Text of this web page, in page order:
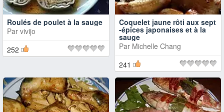
Roulés de poulet à la sauge
Par vivijo
252
Coquelet jaune rôti aux sept
-épices japonaises et à la
sauge
Par Michelle Chang
241